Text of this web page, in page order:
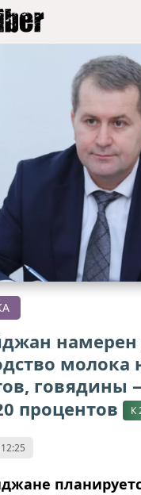
намерен
молока
говядины
процентов
К